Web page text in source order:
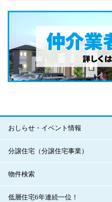
おしらせ・イベント情報
分譲住宅（分譲住宅事業）
物件検索
低層住宅6年連続一位！